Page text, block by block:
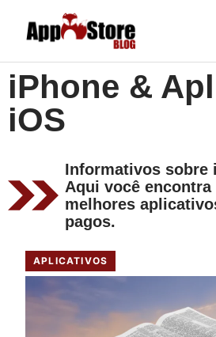
para
o
conteúdo
iPhone &
iOS
Informativos sobre
Aqui você
melhores
pagos.
APLICATIVOS